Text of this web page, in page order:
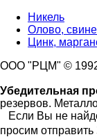
Никель
Олово,
Цинк,
ООО "РЦМ" © 1992
Убедительная
резервов.
Если Вы не
просим